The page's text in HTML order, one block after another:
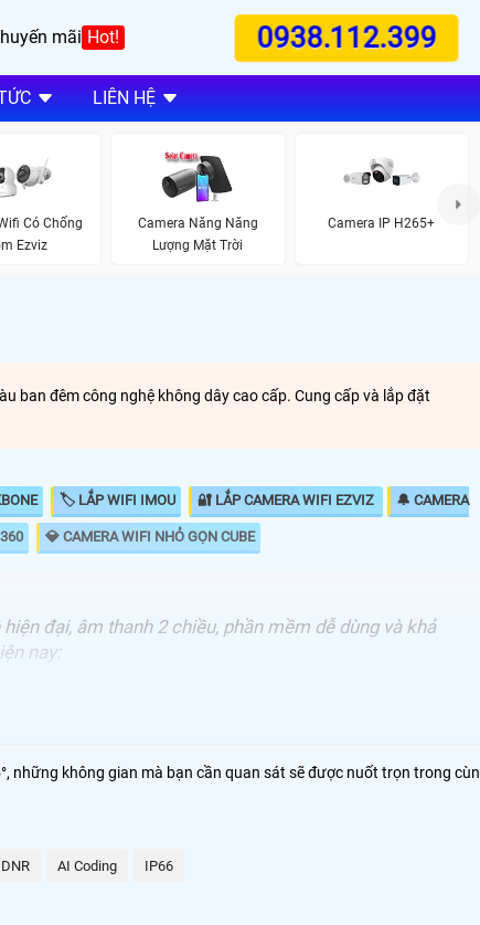
mãi Hot! 0938.112.399
LIÊN HỆ
Có Chống
Ezviz
Camera Năng Năng
Lượng Mặt Trời
Camera IP H265+
ban đêm công nghệ không dây cao cấp. Cung cấp và lắp đặt
🏷 LẮP WIFI IMOU 🔐 LẮP CAMERA WIFI EZVIZ 🔔 CAMERA
💎 CAMERA WIFI NHỎ GỌN CUBE
đại, âm thanh 2 chiều, phần mềm dễ dùng và khả
nay:
những không gian mà bạn cần quan sát sẽ được nuốt trọn trong
AI Coding IP66